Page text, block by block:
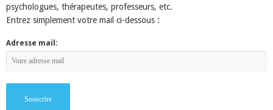
psychologues, thérapeutes, professeurs, etc.
Entrez simplement votre mail ci-dessous :
Adresse mail: